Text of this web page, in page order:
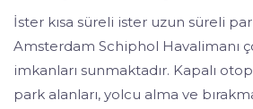
İster kısa süreli ister uzun süreli
Amsterdam Schiphol Havalimanı
imkanları sunmaktadır. Kapalı
park alanları, yolcu alma ve